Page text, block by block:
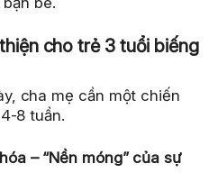
cho trẻ 3 tuổi biếng
cha mẹ cần một chiến
8 tuần.
– “Nền móng” của sự